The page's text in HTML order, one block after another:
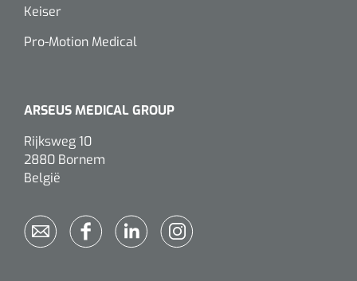
Keiser
Pro-Motion Medical
ARSEUS MEDICAL GROUP
Rijksweg 10
2880 Bornem
België